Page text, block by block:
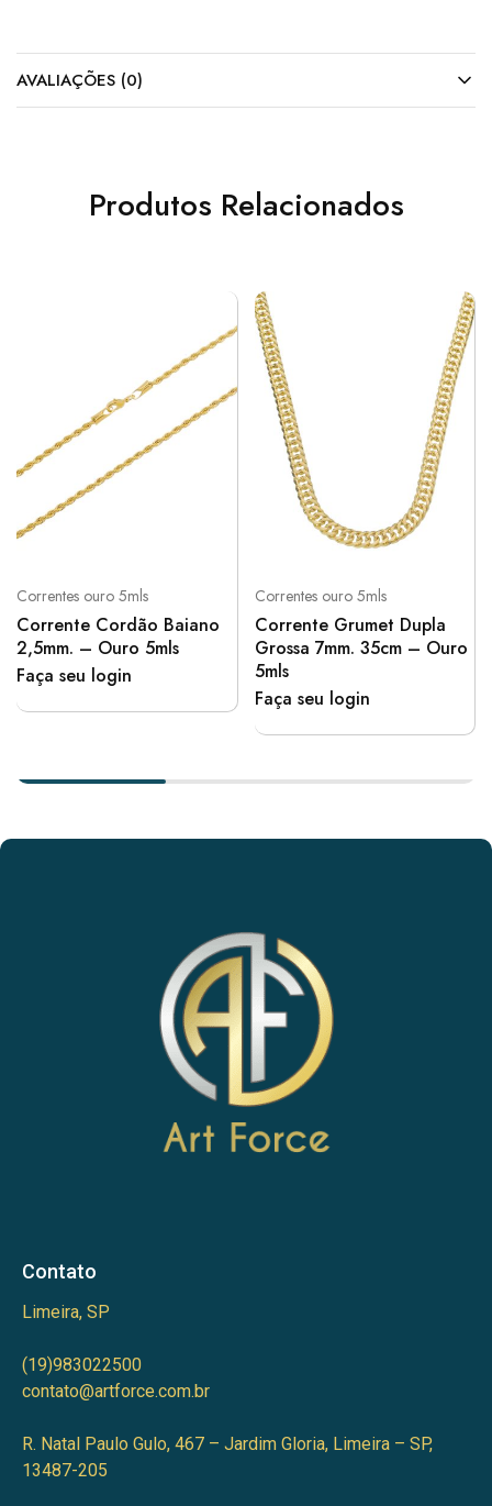
AVALIAÇÕES (0)
Produtos Relacionados
Correntes ouro 5mls
Corrente Cordão Baiano
2,5mm. – Ouro 5mls
Faça seu login
Correntes ouro 5mls
Corrente Grumet Dupla
Grossa 7mm. 35cm – Ouro
5mls
Faça seu login
Contato
Limeira, SP
(19)983022500
contato@artforce.com.br
R. Natal Paulo Gulo, 467 – Jardim Gloria, Limeira – SP,
13487-205